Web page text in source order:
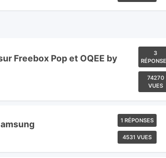
Freebox Pop et OQEE by
3
74270
VUES
1 RÉPONSES
4531 VUES